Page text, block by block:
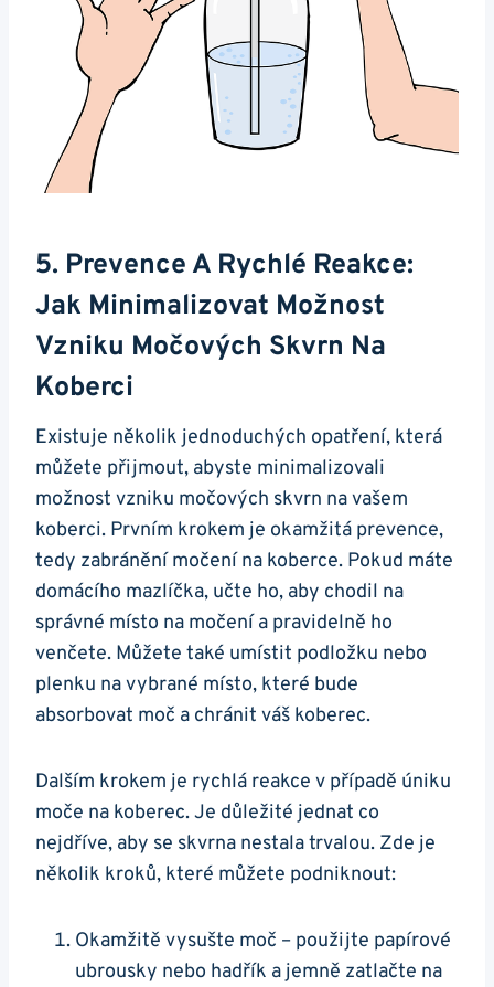
5. Prevence A Rychlé Reakce:
Jak Minimalizovat Možnost
Vzniku Močových Skvrn Na
Koberci
Existuje několik jednoduchých opatření, která
můžete přijmout, abyste minimalizovali
možnost vzniku močových skvrn na vašem
koberci. Prvním krokem je okamžitá prevence,
tedy zabránění močení na koberce. Pokud máte
domácího mazlíčka, učte ho, aby chodil na
správné místo na močení a pravidelně ho
venčete. Můžete také umístit podložku nebo
plenku na vybrané místo, které bude
absorbovat moč a chránit váš koberec.
Dalším krokem je rychlá reakce v případě úniku
moče na koberec. Je důležité jednat co
nejdříve, aby se skvrna nestala trvalou. Zde je
několik kroků, které můžete podniknout:
Okamžitě vysušte moč – použijte papírové
ubrousky nebo hadřík a jemně zatlačte na